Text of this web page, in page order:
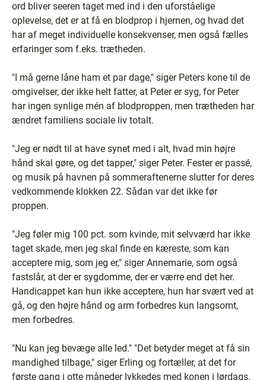
ord bliver seeren taget med ind i den uforståelige
oplevelse, det er at få en blodprop i hjernen, og hvad det
har af meget individuelle konsekvenser, men også fælles
erfaringer som f.eks. trætheden.
"I må gerne låne ham et par dage," siger Peters kone til de
omgivelser, der ikke helt fatter, at Peter er syg, for Peter
har ingen synlige mén af blodproppen, men trætheden har
ændret familiens sociale liv totalt.
"Jeg er nødt til at have synet med i alt, hvad min højre
hånd skal gøre, og det tapper," siger Peter. Fester er passé,
og musik på havnen på sommeraftenerne slutter for deres
vedkommende klokken 22. Sådan var det ikke før
proppen.
"Jeg føler mig 100 pct. som kvinde, mit selvværd har ikke
taget skade, men jeg skal finde en kæreste, som kan
acceptere mig, som jeg er," siger Annemarie, som også
fastslår, at der er sygdomme, der er værre end det her.
Handicappet kan hun ikke acceptere, hun har svært ved at
gå, og den højre hånd og arm forbedres kun langsomt,
men forbedres.
"Nu kan jeg bevæge alle led." "Det betyder meget at få sin
mandighed tilbage," siger Erling og fortæller, at det for
første gang i otte måneder lykkedes med konen i lørdags.